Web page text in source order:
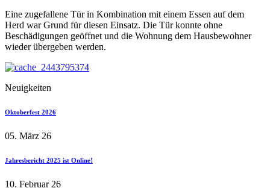
Eine zugefallene Tür in Kombination mit einem Essen auf dem
Herd war Grund für diesen Einsatz. Die Tür konnte ohne
Beschädigungen geöffnet und die Wohnung dem Hausbewohner
wieder übergeben werden.
Neuigkeiten
Oktoberfest 2026
05. März 26
Jahresbericht 2025 ist Online!
10. Februar 26